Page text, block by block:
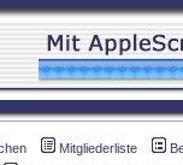
Mitgliederliste